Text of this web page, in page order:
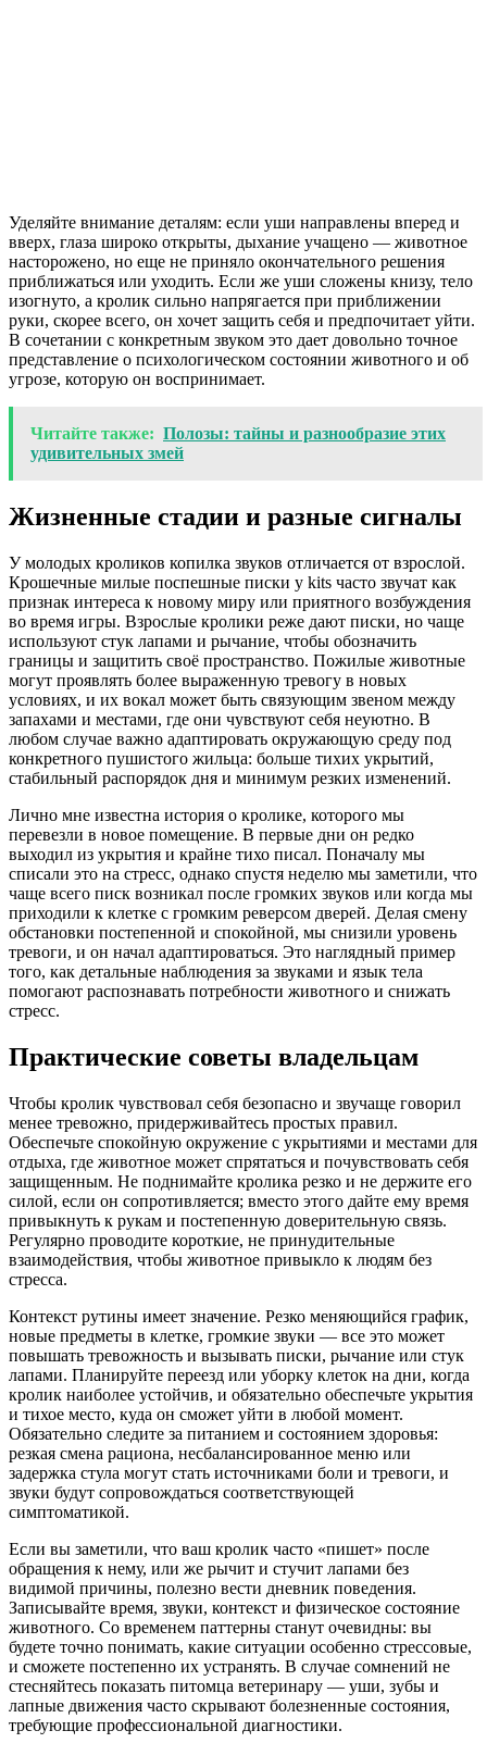
Уделяйте внимание деталям: если уши направлены вперед и
вверх, глаза широко открыты, дыхание учащено — животное
насторожено, но еще не приняло окончательного решения
приближаться или уходить. Если же уши сложены книзу, тело
изогнуто, а кролик сильно напрягается при приближении
руки, скорее всего, он хочет защить себя и предпочитает уйти.
В сочетании с конкретным звуком это дает довольно точное
представление о психологическом состоянии животного и об
угрозе, которую он воспринимает.
Читайте также: Полозы: тайны и разнообразие этих
удивительных змей
Жизненные стадии и разные сигналы
У молодых кроликов копилка звуков отличается от взрослой.
Крошечные милые поспешные писки у kits часто звучат как
признак интереса к новому миру или приятного возбуждения
во время игры. Взрослые кролики реже дают писки, но чаще
используют стук лапами и рычание, чтобы обозначить
границы и защитить своё пространство. Пожилые животные
могут проявлять более выраженную тревогу в новых
условиях, и их вокал может быть связующим звеном между
запахами и местами, где они чувствуют себя неуютно. В
любом случае важно адаптировать окружающую среду под
конкретного пушистого жильца: больше тихих укрытий,
стабильный распорядок дня и минимум резких изменений.
Лично мне известна история о кролике, которого мы
перевезли в новое помещение. В первые дни он редко
выходил из укрытия и крайне тихо писал. Поначалу мы
списали это на стресс, однако спустя неделю мы заметили, что
чаще всего писк возникал после громких звуков или когда мы
приходили к клетке с громким реверсом дверей. Делая смену
обстановки постепенной и спокойной, мы снизили уровень
тревоги, и он начал адаптироваться. Это наглядный пример
того, как детальные наблюдения за звуками и язык тела
помогают распознавать потребности животного и снижать
стресс.
Практические советы владельцам
Чтобы кролик чувствовал себя безопасно и звучаще говорил
менее тревожно, придерживайтесь простых правил.
Обеспечьте спокойную окружение с укрытиями и местами для
отдыха, где животное может спрятаться и почувствовать себя
защищенным. Не поднимайте кролика резко и не держите его
силой, если он сопротивляется; вместо этого дайте ему время
привыкнуть к рукам и постепенную доверительную связь.
Регулярно проводите короткие, не принудительные
взаимодействия, чтобы животное привыкло к людям без
стресса.
Контекст рутины имеет значение. Резко меняющийся график,
новые предметы в клетке, громкие звуки — все это может
повышать тревожность и вызывать писки, рычание или стук
лапами. Планируйте переезд или уборку клеток на дни, когда
кролик наиболее устойчив, и обязательно обеспечьте укрытия
и тихое место, куда он сможет уйти в любой момент.
Обязательно следите за питанием и состоянием здоровья:
резкая смена рациона, несбалансированное меню или
задержка стула могут стать источниками боли и тревоги, и
звуки будут сопровождаться соответствующей
симптоматикой.
Если вы заметили, что ваш кролик часто «пишет» после
обращения к нему, или же рычит и стучит лапами без
видимой причины, полезно вести дневник поведения.
Записывайте время, звуки, контекст и физическое состояние
животного. Со временем паттерны станут очевидны: вы
будете точно понимать, какие ситуации особенно стрессовые,
и сможете постепенно их устранять. В случае сомнений не
стесняйтесь показать питомца ветеринару — уши, зубы и
лапные движения часто скрывают болезненные состояния,
требующие профессиональной диагностики.